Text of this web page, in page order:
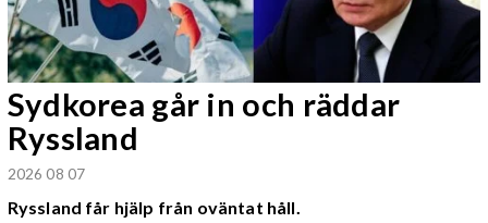
Sydkorea går in och räddar
Ryssland
2026 08 07
Ryssland får hjälp från oväntat håll.